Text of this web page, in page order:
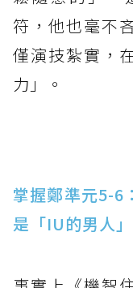
符，他也毫不
僅演技紮實，
力」。
掌握鄭準元5-6
是「IU的男人」